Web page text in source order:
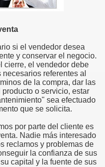
si el vendedor desea
y conservar el negocio.
cierre, el vendedor debe
referentes al
de la compra, dar las
o servicio, estar
sea efectuado
que se solicita.
por parte del cliente es
Nadie más interesado
reclamos y problemas de
la confianza de sus
capital y la fuente de sus